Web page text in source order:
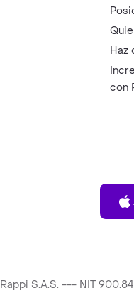
Haz
con
Rappi S.A.S. --- NIT